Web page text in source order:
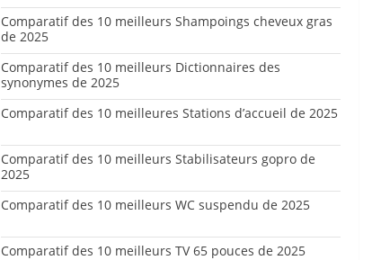
Comparatif des 10 meilleurs Shampoings cheveux gras
de 2025
Comparatif des 10 meilleurs Dictionnaires des
synonymes de 2025
Comparatif des 10 meilleures Stations d’accueil de 2025
Comparatif des 10 meilleurs Stabilisateurs gopro de
2025
Comparatif des 10 meilleurs WC suspendu de 2025
Comparatif des 10 meilleurs TV 65 pouces de 2025